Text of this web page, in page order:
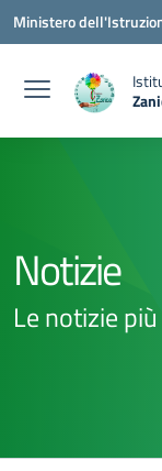
Vai ai contenuti
Vai al menu di
Vai al footer
Ministero
Notizie
Le notizie